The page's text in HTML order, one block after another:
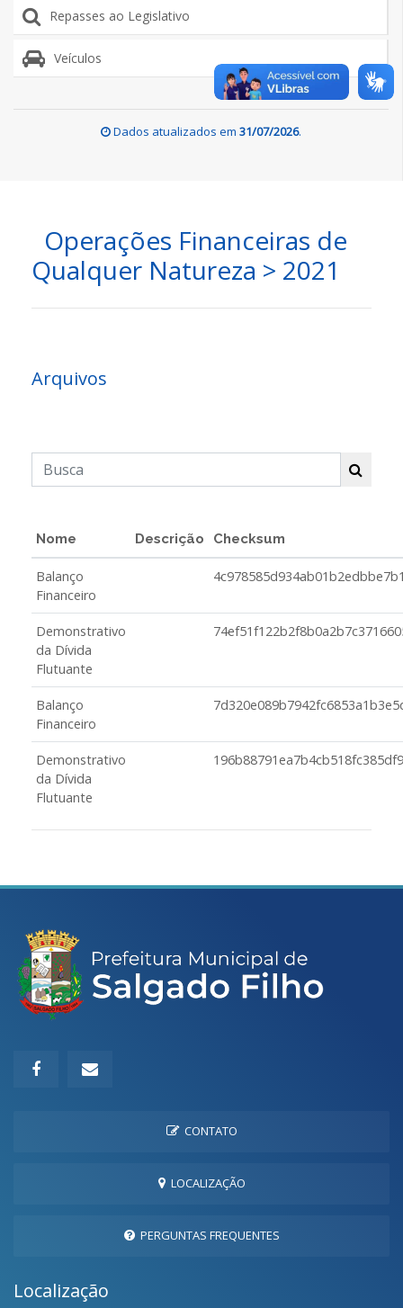
Repasses ao Legislativo
Veículos
Dados atualizados em 31/07/2026.
Operações Financeiras de
Qualquer Natureza > 2021
Arquivos
Nome Descrição Checksum
Balanço
Financeiro
Demonstrativo
da Dívida
Flutuante
Balanço
Financeiro
Demonstrativo
da Dívida
Flutuante
CONTATO
LOCALIZAÇÃO
PERGUNTAS FREQUENTES
Localização